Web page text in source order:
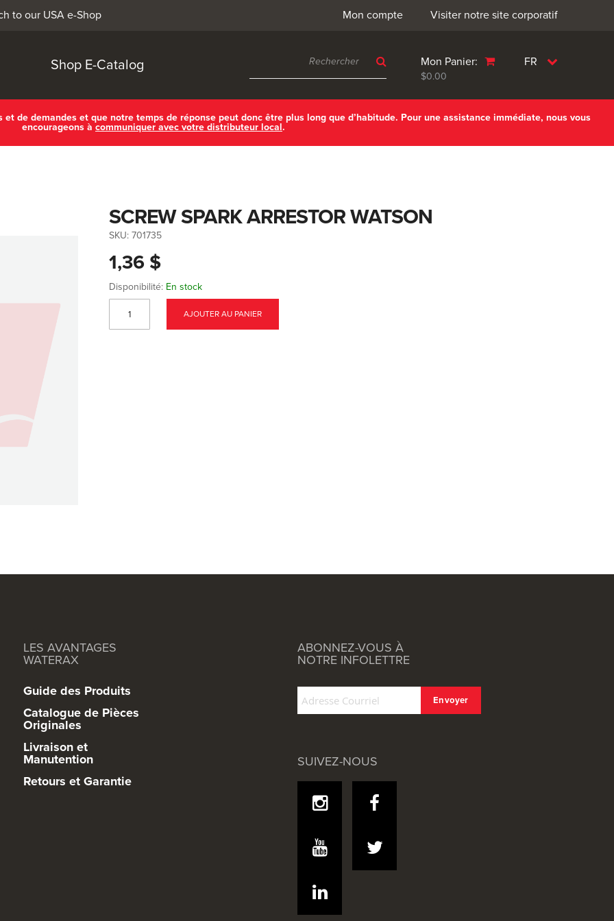
to our USA e-Shop Visiter notre site corporatif
Mon compte
FR
Mon Panier:
$0.00
Shop E-Catalog
de demandes et que notre temps de réponse peut donc être plus long que d’habitude. Pour une assistance immédiate, nous vous
encourageons à communiquer avec votre distributeur local.
SCREW SPARK ARRESTOR WATSON
1,36 $
SKU: 701735
Disponibilité: En stock
AJOUTER AU PANIER
LES AVANTAGES
WATERAX
Guide des Produits
Catalogue de Pièces
Originales
Livraison et
Manutention
Retours et Garantie
ABONNEZ-VOUS À
NOTRE INFOLETTRE
SUIVEZ-NOUS